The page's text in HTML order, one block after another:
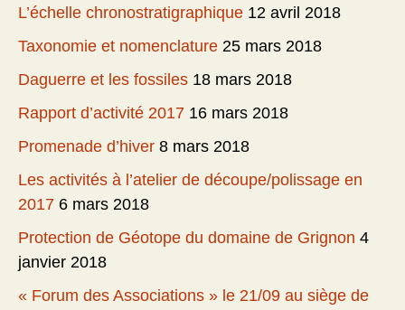
L’échelle chronostratigraphique 12 avril 2018
Taxonomie et nomenclature 25 mars 2018
Daguerre et les fossiles 18 mars 2018
Rapport d’activité 2017 16 mars 2018
Promenade d’hiver 8 mars 2018
Les activités à l’atelier de découpe/polissage en
2017 6 mars 2018
Protection de Géotope du domaine de Grignon 4
janvier 2018
« Forum des Associations » le 21/09 au siège de